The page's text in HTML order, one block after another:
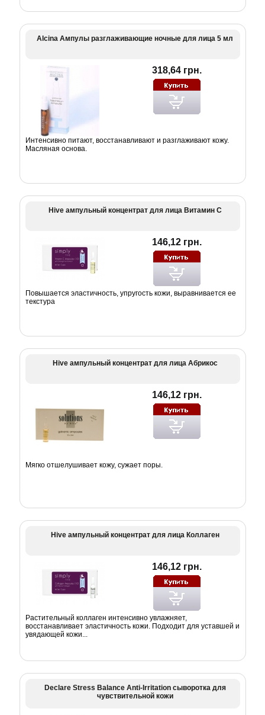
Alcina Ампулы разглаживающие ночные для лица 5 мл
318,64 грн.
Интенсивно питают, восстанавливают и разглаживают кожу.
Масляная основа.
Hive ампульный концентрат для лица Витамин С
146,12 грн.
Повышается эластичность, упругость кожи, выравнивается ее
текстура
Hive ампульный концентрат для лица Абрикос
146,12 грн.
Мягко отшелушивает кожу, сужает поры.
Hive ампульный концентрат для лица Коллаген
146,12 грн.
Растительный коллаген интенсивно увлажняет,
восстанавливает эластичность кожи. Подходит для уставшей и
увядающей кожи...
Declare Stress Balance Anti-Irritation сыворотка для
чувствительной кожи